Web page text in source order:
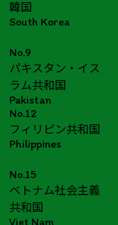
韓国
South Korea
No.9
パキスタン・イス
ラム共和国
Pakistan
No.12
フィリピン共和国
Philippines
No.15
ベトナム社会主義
共和国
Viet Nam